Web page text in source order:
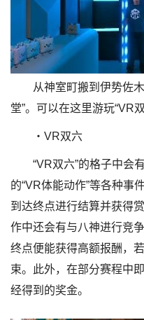
从神室町搬到伊势佐
堂”。可以在这里游玩“VR双
・VR双六
“VR双六”的格子中会
的“VR体能动作”等各种事
到达终点进行结算并获得
作中还会有与八神进行竞
终点便能获得高额报酬，
束。此外，在部分赛程中
经得到的奖金。